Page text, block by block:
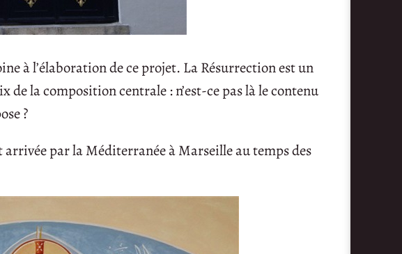
à l’élaboration de ce projet. La Résurrection est un
de la composition centrale : n’est-ce pas là le contenu
?
arrivée par la Méditerranée à Marseille au temps des